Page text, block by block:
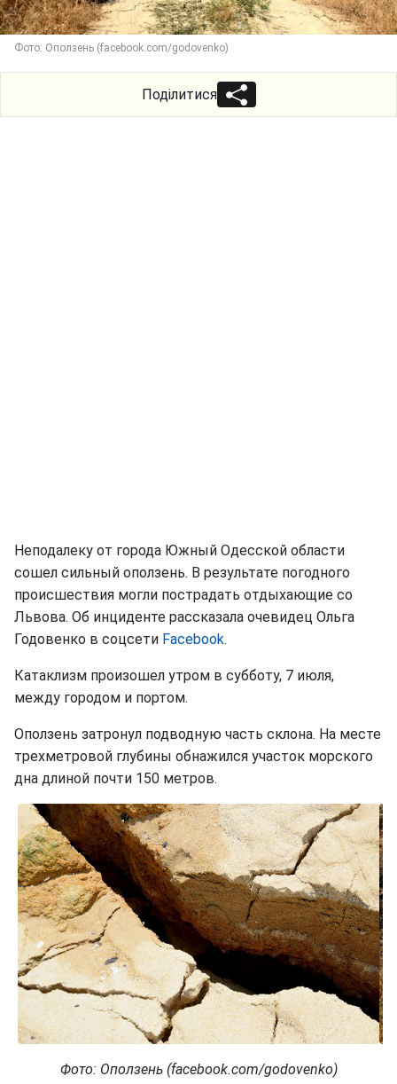
Фото: Оползень (facebook.com/godovenko)
Поділитися
Неподалеку от города Южный Одесской области
сошел сильный оползень. В результате погодного
происшествия могли пострадать отдыхающие со
Львова. Об инциденте рассказала очевидец Ольга
Годовенко в соцсети Facebook.
Катаклизм произошел утром в субботу, 7 июля,
между городом и портом.
Оползень затронул подводную часть склона. На месте
трехметровой глубины обнажился участок морского
дна длиной почти 150 метров.
Фото: Оползень (facebook.com/godovenko)